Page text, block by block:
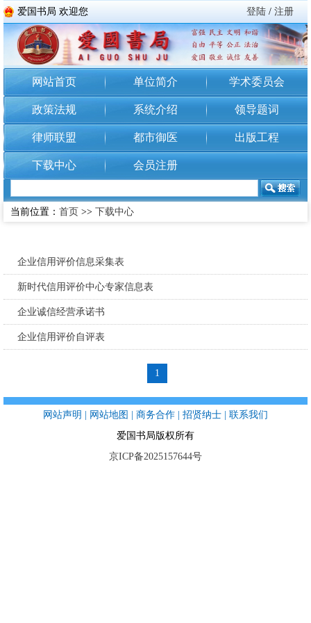
爱国书局 欢迎您 登陆 / 注册
网站首页 单位简介 学术委员会
政策法规 系统介绍 领导题词
律师联盟 都市御医 出版工程
下载中心 会员注册
当前位置： 首页 >> 下载中心
企业信用评价信息采集表
新时代信用评价中心专家信息表
企业诚信经营承诺书
企业信用评价自评表
1
网站声明 网站地图 商务合作 招贤纳士
联系我们
爱国书局版权所有
京ICP备2025157644号